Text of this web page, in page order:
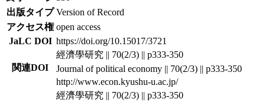
出版タイプ Version of Record
アクセス権 open access
JaLC DOI https://doi.org/10.15017/3721
関連DOI
經濟學研究 || 70(2/3) || p333-350
Journal of political economy || 70(2/3) || p333-350
http://www.econ.kyushu-u.ac.jp/
經濟學研究 || 70(2/3) || p333-350